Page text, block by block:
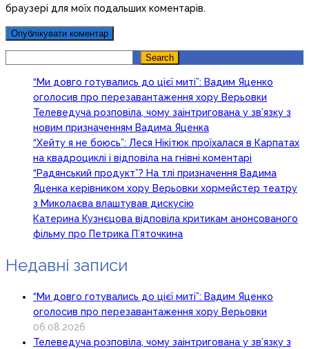
браузері для моїх подальших коментарів.
Search
“Ми довго готувались до цієї миті”: Вадим Яценко
оголосив про перезавантаження хору Верьовки
Телеведуча розповіла, чому заінтригована у зв’язку з
новим призначенням Вадима Яценка
“Хейту я не боюсь”: Леся Нікітюк проїхалася в Карпатах
на квадроциклі і відповіла на гнівні коментарі
“Радянський продукт”? На тлі призначення Вадима
Яценка керівником хору Верьовки хормейстер театру
з Миколаєва влаштував дискусію
Катерина Кузнєцова відповіла критикам анонсованого
фільму про Петрика П’яточкина
Недавні записи
“Ми довго готувались до цієї миті”: Вадим Яценко
оголосив про перезавантаження хору Верьовки
06.08.2026
Телеведуча розповіла, чому заінтригована у зв’язку з